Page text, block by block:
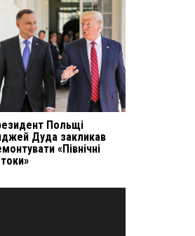
Польщі
Дуда закликав
«Північні